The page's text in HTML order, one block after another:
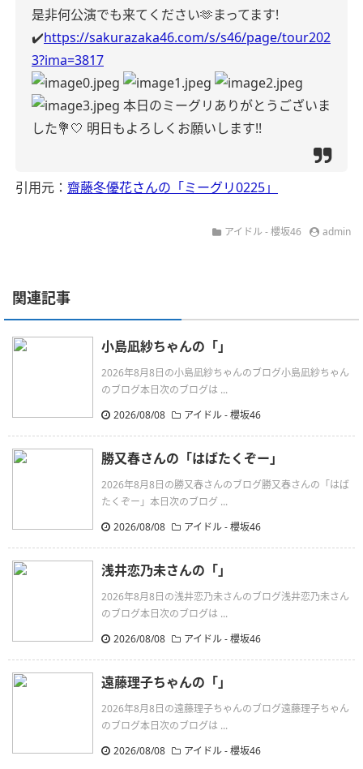
是非何公演でも来てください🫶まってます!
✔️https://sakurazaka46.com/s/s46/page/tour202
3?ima=3817
本日のミーグリありがとうございま
した💐🤍 明日もよろしくお願いします!!
引用元： 齋藤冬優花さんの「ミーグリ0225」
アイドル - 櫻坂46 admin
関連記事
小島凪紗ちゃんの「」
2026年8月8日の小島凪紗ちゃんのブログ小島凪紗ちゃん
のブログ本日次のブログは ...
2026/08/08
アイドル - 櫻坂46
勝又春さんの「はばたくぞー」
2026年8月8日の勝又春さんのブログ勝又春さんの「はば
たくぞー」本日次のブログ ...
2026/08/08
アイドル - 櫻坂46
浅井恋乃未さんの「」
2026年8月8日の浅井恋乃未さんのブログ浅井恋乃未さん
のブログ本日次のブログは ...
2026/08/08
アイドル - 櫻坂46
遠藤理子ちゃんの「」
2026年8月8日の遠藤理子ちゃんのブログ遠藤理子ちゃん
のブログ本日次のブログは ...
2026/08/08
アイドル - 櫻坂46